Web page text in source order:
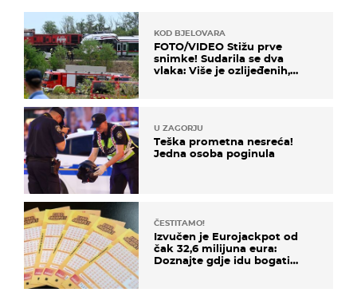
KOD BJELOVARA
FOTO/VIDEO Stižu prve
snimke! Sudarila se dva
vlaka: Više je ozlijeđenih,
U ZAGORJU
Teška prometna nesreća!
Jedna osoba poginula
ČESTITAMO!
Izvučen je Eurojackpot od
čak 32,6 milijuna eura:
Doznajte gdje idu bogati